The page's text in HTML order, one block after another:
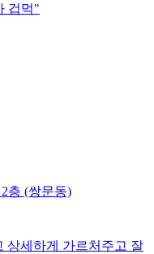
겁먹"
층 (쌍문동)
상세하게 가르처주고 잘